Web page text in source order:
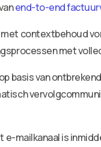
end-to-end
contextbehoud
met
basis van
e-mailkanaal is